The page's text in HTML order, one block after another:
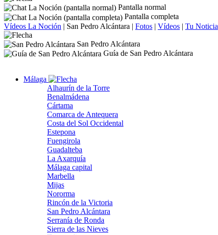
Pantalla normal
Pantalla completa
Vídeos La Noción | San Pedro Alcántara | Fotos | Vídeos | Tu Noticia
San Pedro Alcántara
Guía de San Pedro Alcántara
Málaga
Alhaurín de la Torre
Benalmádena
Cártama
Comarca de Antequera
Costa del Sol Occidental
Estepona
Fuengirola
Guadalteba
La Axarquía
Málaga capital
Marbella
Mijas
Nororma
Rincón de la Victoria
San Pedro Alcántara
Serranía de Ronda
Sierra de las Nieves